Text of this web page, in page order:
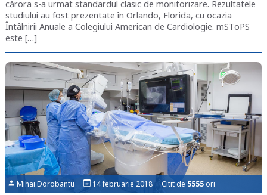
cărora s-a urmat standardul clasic de monitorizare. Rezultatele
studiului au fost prezentate în Orlando, Florida, cu ocazia
Întâlnirii Anuale a Colegiului American de Cardiologie. mSToPS
este […]
Mihai Dorobantu 14 februarie 2018 Citit de 5555ori